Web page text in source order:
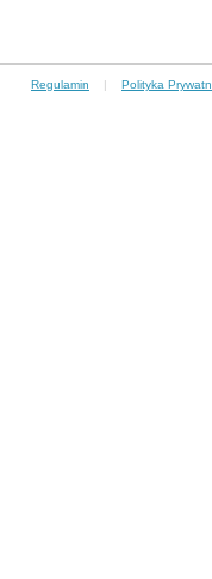
Regulamin | Polityka